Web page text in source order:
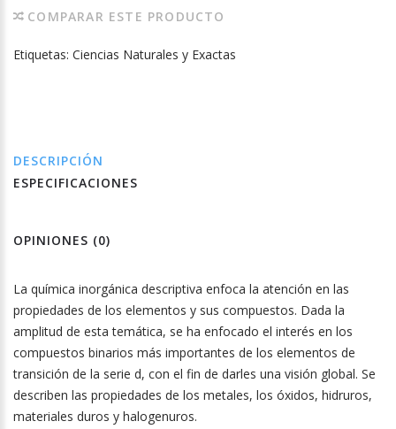
COMPARAR ESTE PRODUCTO
Etiquetas: Ciencias Naturales y Exactas
DESCRIPCIÓN
ESPECIFICACIONES
OPINIONES (0)
La química inorgánica descriptiva enfoca la atención en las
propiedades de los elementos y sus compuestos. Dada la
amplitud de esta temática, se ha enfocado el interés en los
compuestos binarios más importantes de los elementos de
transición de la serie d, con el fin de darles una visión global. Se
describen las propiedades de los metales, los óxidos, hidruros,
materiales duros y halogenuros.